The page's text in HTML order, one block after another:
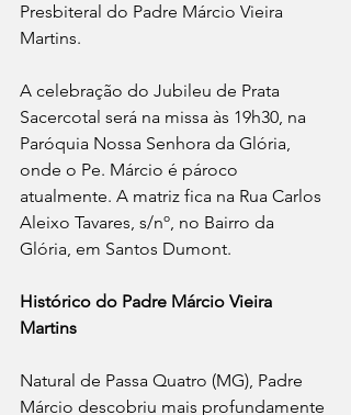
Presbiteral do Padre Márcio Vieira
Martins.
A celebração do Jubileu de Prata
Sacercotal será na missa às 19h30, na
Paróquia Nossa Senhora da Glória,
onde o Pe. Márcio é pároco
atualmente. A matriz fica na Rua Carlos
Aleixo Tavares, s/nº, no Bairro da
Glória, em Santos Dumont.
Histórico do Padre Márcio Vieira
Martins
Natural de Passa Quatro (MG), Padre
Márcio descobriu mais profundamente